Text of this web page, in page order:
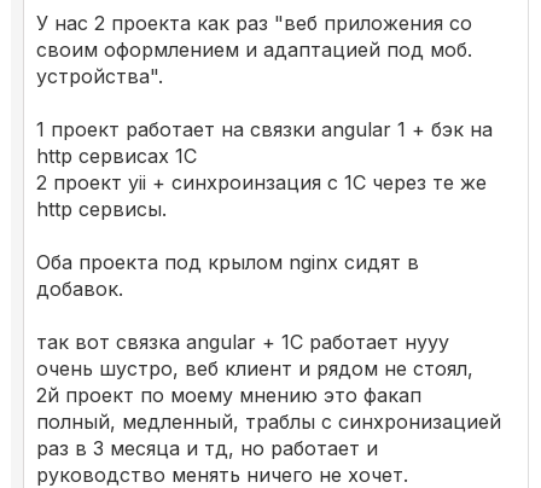
У нас 2 проекта как раз "веб приложения со
своим оформлением и адаптацией под моб.
устройства".
1 проект работает на связки angular 1 + бэк на
http сервисах 1С
2 проект yii + синхроинзация с 1С через те же
http сервисы.
Оба проекта под крылом nginx сидят в
добавок.
так вот связка angular + 1C работает нууу
очень шустро, веб клиент и рядом не стоял,
2й проект по моему мнению это факап
полный, медленный, траблы с синхронизацией
раз в 3 месяца и тд, но работает и
руководство менять ничего не хочет.